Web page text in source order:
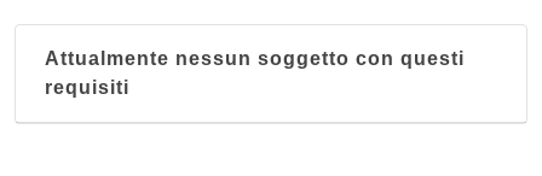
Attualmente nessun soggetto con questi
requisiti